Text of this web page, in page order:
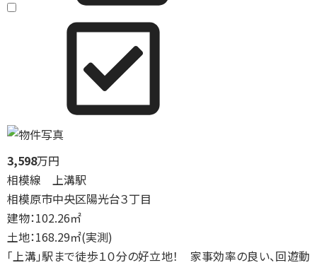
3,598万円
相模線 上溝駅
相模原市中央区陽光台３丁目
建物：102.26㎡
土地：168.29㎡(実測)
「上溝」駅まで徒歩１０分の好立地！ 家事効率の良い、回遊動